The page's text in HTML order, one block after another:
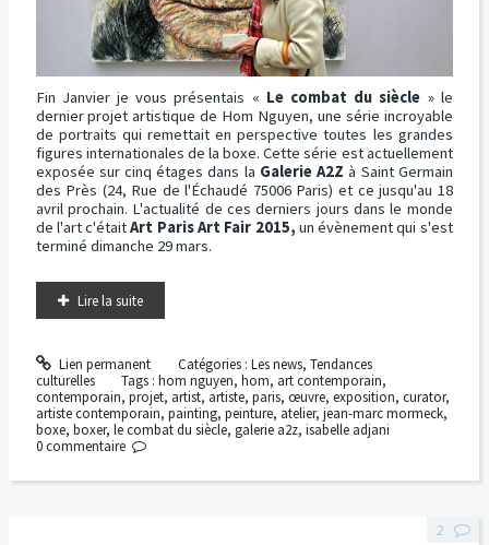
Fin Janvier je vous présentais « Le combat du siècle » le
dernier projet artistique de Hom Nguyen, une série incroyable
de portraits qui remettait en perspective toutes les grandes
figures internationales de la boxe. Cette série est actuellement
exposée sur cinq étages dans la Galerie A2Z à Saint Germain
des Près (24, Rue de l'Échaudé 75006 Paris) et ce jusqu'au 18
avril prochain. L'actualité de ces derniers jours dans le monde
de l'art c'étaitArt Paris Art Fair 2015, un évènement qui s'est
terminé dimanche 29 mars.
Lire la suite
Lien permanent Catégories : Les news, Tendances
culturelles
Tags :hom nguyen,hom, art contemporain,
contemporain, projet, artist, artiste, paris, œuvre, exposition, curator,
artiste contemporain, painting, peinture, atelier, jean-marc mormeck,
boxe, boxer, le combat du siècle, galerie a2z, isabelle adjani
0 commentaire
2